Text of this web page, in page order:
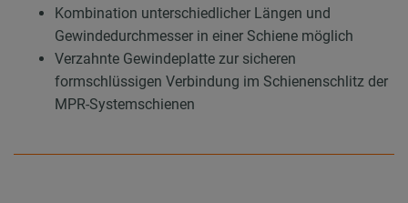
Kombination unterschiedlicher Längen und
Gewindedurchmesser in einer Schiene möglich
Verzahnte Gewindeplatte zur sicheren
formschlüssigen Verbindung im Schienenschlitz der
MPR-Systemschienen